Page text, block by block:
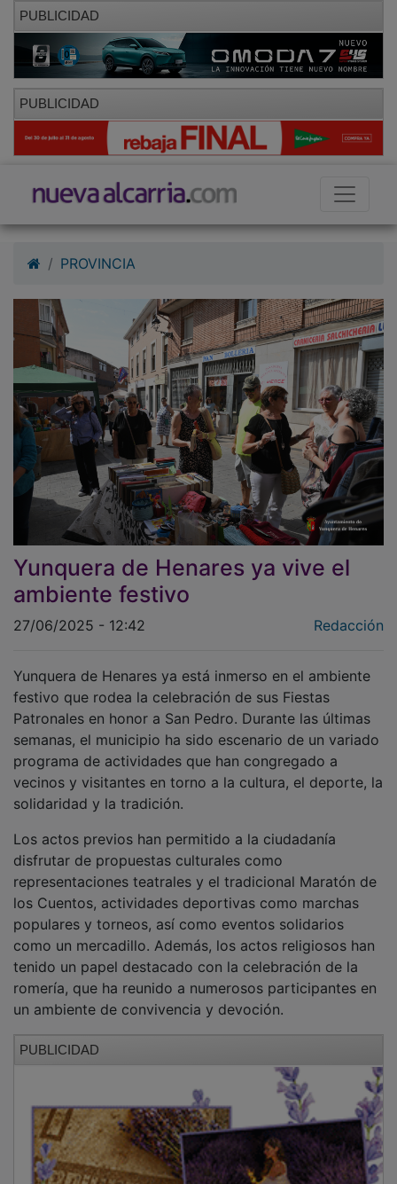
PUBLICIDAD
PUBLICIDAD
Yunquera de Henares ya vive el
ambiente festivo
festivo que rodea la celebración de sus Fiestas
Patronales en honor a San Pedro. Durante las últimas
semanas, el municipio ha sido escenario de un variado
programa de actividades que han congregado a
vecinos y visitantes en torno a la cultura, el deporte, la
solidaridad y la tradición.
disfrutar de propuestas culturales como
representaciones teatrales y el tradicional Maratón de
los Cuentos, actividades deportivas como marchas
populares y torneos, así como eventos solidarios
como un mercadillo. Además, los actos religiosos han
tenido un papel destacado con la celebración de la
romería, que ha reunido a numerosos participantes en
un ambiente de convivencia y devoción.